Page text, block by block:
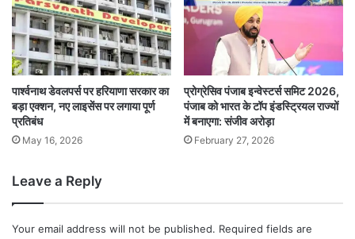
पार्श्वनाथ डेवलपर्स पर हरियाणा सरकार का
बड़ा एक्शन, नए लाइसेंस पर लगाया पूर्ण
प्रतिबंध
May 16, 2026
प्रोग्रेसिव पंजाब इन्वेस्टर्स समिट 2026,
पंजाब को भारत के टॉप इंडस्ट्रियल राज्यों
में बनाएगा: संजीव अरोड़ा
February 27, 2026
Leave a Reply
Your email address will not be published. Required fields are